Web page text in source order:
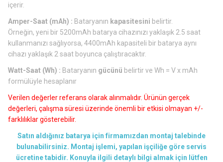
içerir.
Amper-Saat (mAh) : Bataryanın kapasitesini belirtir.
Örneğin, yeni bir 5200mAh batarya cihazınızı yaklaşık 2.5 saat
kullanmanızı sağlıyorsa, 4400mAh kapasiteli bir batarya aynı
cihazı yaklaşık 2 saat boyunca çalıştıracaktır.
Watt-Saat (Wh) : Bataryanın gücünü belirtir ve Wh = V x mAh
formülüyle hesaplanır
Verilen değerler referans olarak alınmalıdır. Ürünün gerçek
değerleri, çalışma süresi üzerinde önemli bir etkisi olmayan +/-
farklılıklar gösterebilir.
Satın aldığınız batarya için firmamızdan montaj talebinde
bulunabilirsiniz. Montaj işlemi, yapılan işçiliğe göre servis
ücretine tabidir. Konuyla ilgili detaylı bilgi almak için lütfen